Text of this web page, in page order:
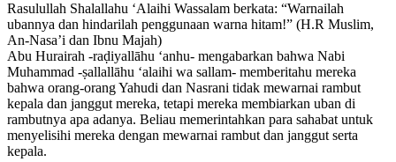
Rasulullah Shalallahu ‘Alaihi Wassalam berkata: “Warnailah
ubannya dan hindarilah penggunaan warna hitam!” (H.R Muslim,
An-Nasa’i dan Ibnu Majah)
Abu Hurairah -raḍiyallāhu ‘anhu- mengabarkan bahwa Nabi
Muhammad -ṣallallāhu ‘alaihi wa sallam- memberitahu mereka
bahwa orang-orang Yahudi dan Nasrani tidak mewarnai rambut
kepala dan janggut mereka, tetapi mereka membiarkan uban di
rambutnya apa adanya. Beliau memerintahkan para sahabat untuk
menyelisihi mereka dengan mewarnai rambut dan janggut serta
kepala.